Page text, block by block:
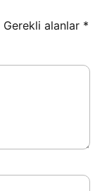
Gerekli alanlar *